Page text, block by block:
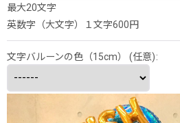
最大20文字
英数字（大文字）１文字600円
文字バルーンの色（15cm） (任意):